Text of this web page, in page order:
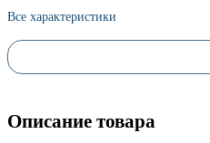
Все характеристики
Описание товара